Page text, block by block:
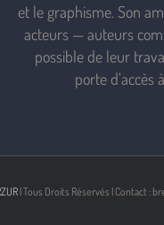
et le graphisme. Son
acteurs — auteurs
possible de leur
porte d’accès
| Tous Droits Réservés | Contact :